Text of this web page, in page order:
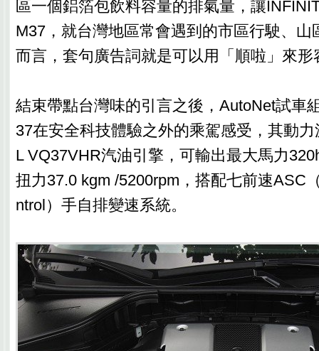
區一個鋁箔包飲料容量的排氣量，讓
M37，就台灣地區常會遇到的市區行駛、山
而言，套句廣告詞就是可以用「順啦」來形
結束帶點台灣味的引言之後，AutoNet試車
37在安全科技體驗之外的乘駕感受，其動
L VQ37VHR汽油引擎，可輸出最大馬力
扭力37.0 kgm /5200rpm，搭配七前速ASC
ntrol）手自排變速系統。